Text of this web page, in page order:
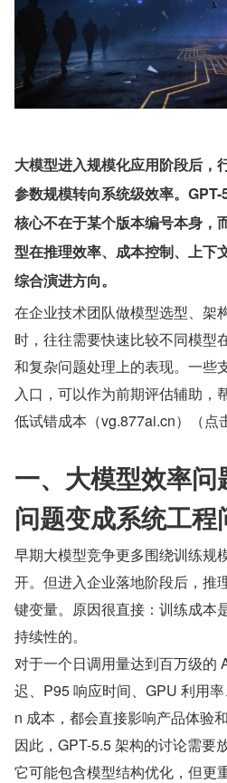
大模型进入规模化应用阶段后，
参数规模转向系统级效率。GPT-
核心不在于某个版本编号本身，
型在推理效率、成本控制、上下
综合演进方向。
在企业技术团队做模型选型、架
时，往往需要快速比较不同模型
和复杂问题处理上的表现。一些
入口，可以作为前期评估辅助，
低试错成本（vg.877ai.cn）（点
一、大模型效率
问题变成系统工程
早期大模型竞争更多围绕训练规
开。但进入企业落地阶段后，推
键变量。原因很直接：训练成本
持续性的。
对于一个日调用量达到百万级的
迟、P95 响应时间、GPU 利用
n 成本，都会直接影响产品体验和
因此，GPT-5.5 架构的讨论需要
它可能包含模型结构优化，但更